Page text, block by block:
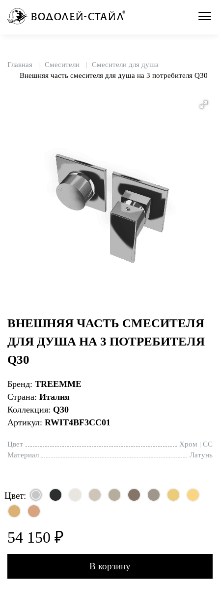
Главная Смесители
Смесители для душа
Внешняя часть смесителя для душа на 3 потребителя Q30
ВНЕШНЯЯ ЧАСТЬ СМЕСИТЕЛЯ
ДЛЯ ДУША НА 3 ПОТРЕБИТЕЛЯ
Q30
Бренд: TREEMME
Страна: Италия
Коллекция: Q30
Артикул: RWIT4BF3CC01
Цвет
Хром | CC
Материал
Латунь
Цвет:
54 150 ₽
В корзину